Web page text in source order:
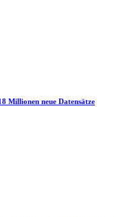
Millionen neue Datensätze